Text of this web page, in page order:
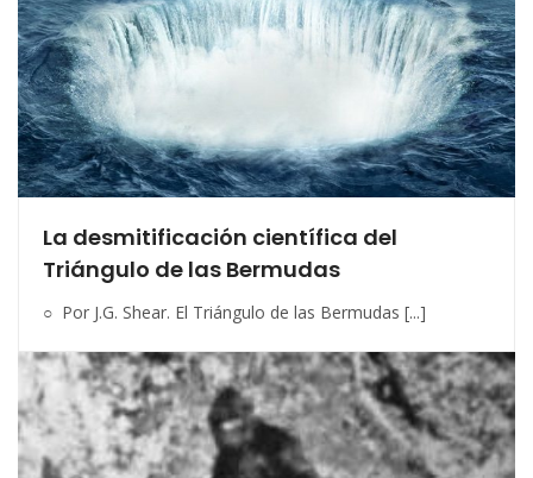
La desmitificación científica del
Triángulo de las Bermudas
○ Por J.G. Shear. El Triángulo de las Bermudas [...]